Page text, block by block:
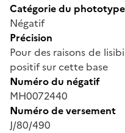
Catégorie du phototype
Négatif
Précision
Pour des raisons de
positif sur cette base
Numéro du négatif
MH0072440
Numéro de versement
J/80/490